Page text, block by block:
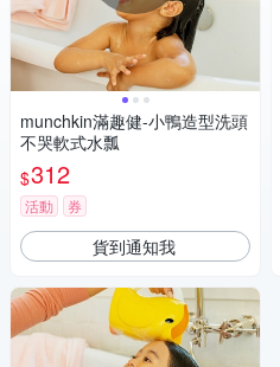
munchkin滿趣健-小鴨造型洗頭
不哭軟式水瓢
$312
活動 券
貨到通知我